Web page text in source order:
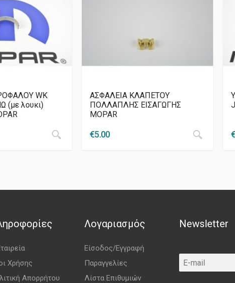
WK
(με λουκι)
ΑΣΦΑΛΕΙΑ ΚΛΑΠΕΤΟΥ
ΠΟΛΛΑΠΛΗΣ ΕΙΣΑΓΩΓΗΣ
MOPAR
€5.00 €
Χρήσης
Απορρήτου
Λογαριασμός
Είσοδος/Εγγραφή
Παραγγελίες
Λίστα Επιθυμιών
Newsletter